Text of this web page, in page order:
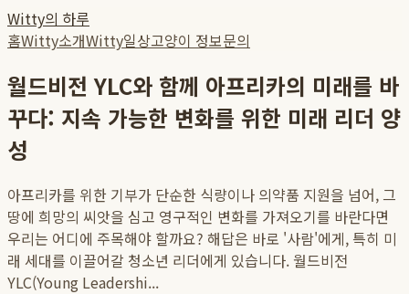
Witty의 하루
홈Witty소개Witty일상고양이 정보문의
월드비전 YLC와 함께 아프리카의 미래를 바
꾸다: 지속 가능한 변화를 위한 미래 리더 양
성
아프리카를 위한 기부가 단순한 식량이나 의약품 지원을 넘어, 그
땅에 희망의 씨앗을 심고 영구적인 변화를 가져오기를 바란다면
우리는 어디에 주목해야 할까요? 해답은 바로 '사람'에게, 특히 미
래 세대를 이끌어갈 청소년 리더에게 있습니다. 월드비전
YLC(Young Leadershi...